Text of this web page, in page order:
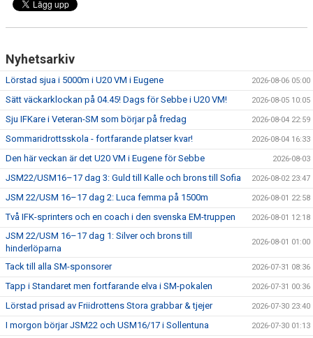
Nyhetsarkiv
Lörstad sjua i 5000m i U20 VM i Eugene 2026-08-06 05:00
Sätt väckarklockan på 04.45! Dags för Sebbe i U20 VM! 2026-08-05 10:05
Sju IFKare i Veteran-SM som börjar på fredag 2026-08-04 22:59
Sommaridrottsskola - fortfarande platser kvar! 2026-08-04 16:33
Den här veckan är det U20 VM i Eugene för Sebbe 2026-08-03
JSM22/USM16–17 dag 3: Guld till Kalle och brons till Sofia 2026-08-02 23:47
JSM 22/USM 16–17 dag 2: Luca femma på 1500m 2026-08-01 22:58
Två IFK-sprinters och en coach i den svenska EM-truppen 2026-08-01 12:18
JSM 22/USM 16–17 dag 1: Silver och brons till
hinderlöparna
2026-08-01 01:00
Tack till alla SM-sponsorer 2026-07-31 08:36
Tapp i Standaret men fortfarande elva i SM-pokalen 2026-07-31 00:36
Lörstad prisad av Friidrottens Stora grabbar & tjejer 2026-07-30 23:40
I morgon börjar JSM22 och USM16/17 i Sollentuna 2026-07-30 01:13